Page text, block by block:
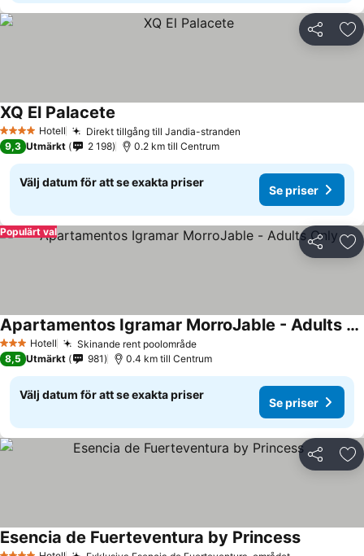
Dela
4 StjärnorHotell Direkt tillgång till Jandia-stranden
XQ El Palacete
9,3 Utmärkt 2 198 0.2 km till Centrum
Välj datum för att se exakta priser
Se priser
Dela
Populärt val
3 StjärnorHotell Skinande rent poolområde
Apartamentos Igramar MorroJable - Adults Only
8,5 Utmärkt 981 0.4 km till Centrum
Välj datum för att se exakta priser
Se priser
Dela
Esencia de Fuerteventura by Princess